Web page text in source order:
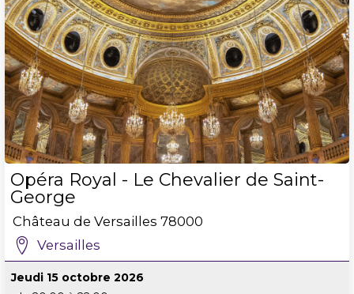
Opéra Royal - Le Chevalier de Saint-
George
Château de Versailles 78000
Versailles
Jeudi 15 octobre 2026